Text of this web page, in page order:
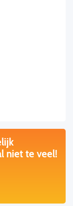
niet te veel!